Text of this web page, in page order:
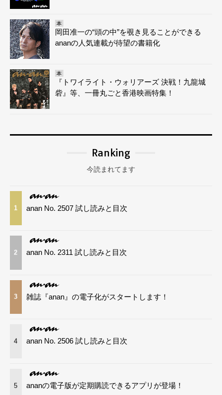
本
岡田准一の“頭の中”を覗き見ることができる
ananの人気連載が待望の書籍化
本
『トワイライト・ウォリアーズ 決戦！九龍城
砦』等、一冊丸ごと香港映画特集！
Ranking
今読まれてます
1 anan No. 2507 試し読みと目次
2 anan No. 2311 試し読みと目次
3 雑誌『anan』の電子化がスタートします！
4 anan No. 2506 試し読みと目次
5 ananの電子版が定期購読できるアプリが登場！